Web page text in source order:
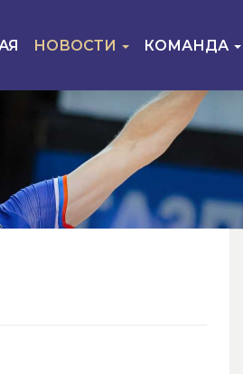
НОВОСТИ КОМАНДА